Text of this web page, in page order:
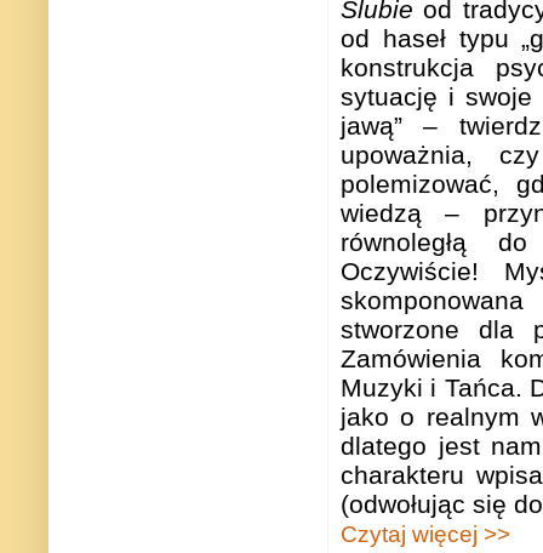
Ślubie od
od haseł typu
konstrukcja
sytuację i swoje
jawą” –
upoważnia,
polemizować,
wiedzą –
równoległą
Oczywiście!
stworzone dla
Zamówienia
Muzyki i Tańca.
jako o realnym
dlatego jest
charakteru
(odwołując się
Czytaj więcej >>